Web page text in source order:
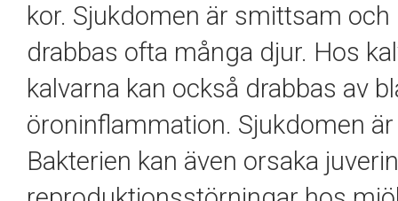
kor. Sjukdomen är smittsam
drabbas ofta många djur. Hos
kalvarna kan också drabbas av
öroninflammation. Sjukdomen
Bakterien kan även orsaka